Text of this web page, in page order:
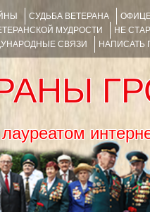
СУДЬБА ВЕТЕРАНА
МУДРОСТИ
НЕ
СВЯЗИ НАПИСАТЬ
лауреатом